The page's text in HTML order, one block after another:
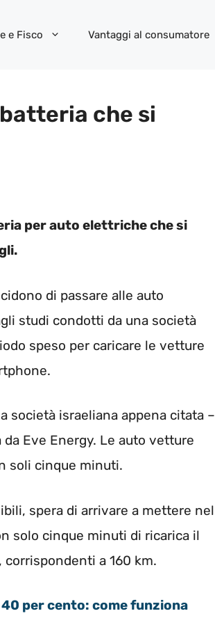
e Fisco Vantaggi al consumatore
che si
per auto elettriche che si
di passare alle auto
studi condotti da una società
speso per caricare le vetture
società israeliana appena citata –
Eve Energy. Le auto vetture
soli cinque minuti.
spera di arrivare a mettere nel
solo cinque minuti di ricarica il
a 160 km.
per cento: come funziona